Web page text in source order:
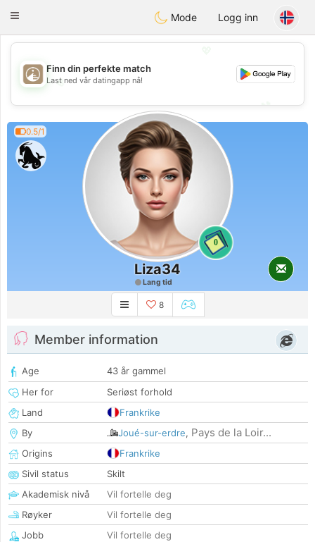
ahebik
Toggle
Mode Logg inn
💖
💕
💕
Finn din perfekte match
Last ned vår datingapp nå!
0.5/1
0
Liza34
Lang tid
8
Member information
Age
43 år gammel
Her for
Seriøst forhold
Land
Frankrike
By
Joué-sur-erdre, Pays de la Loir...
Origins
Frankrike
Sivil status
Skilt
Akademisk nivå
Vil fortelle deg
Røyker
Vil fortelle deg
Jobb
Vil fortelle deg